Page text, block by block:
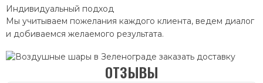
Индивидуальный подход
Мы учитываем пожелания каждого клиента, ведем диалог
и добиваемся желаемого результата.
ОТЗЫВЫ